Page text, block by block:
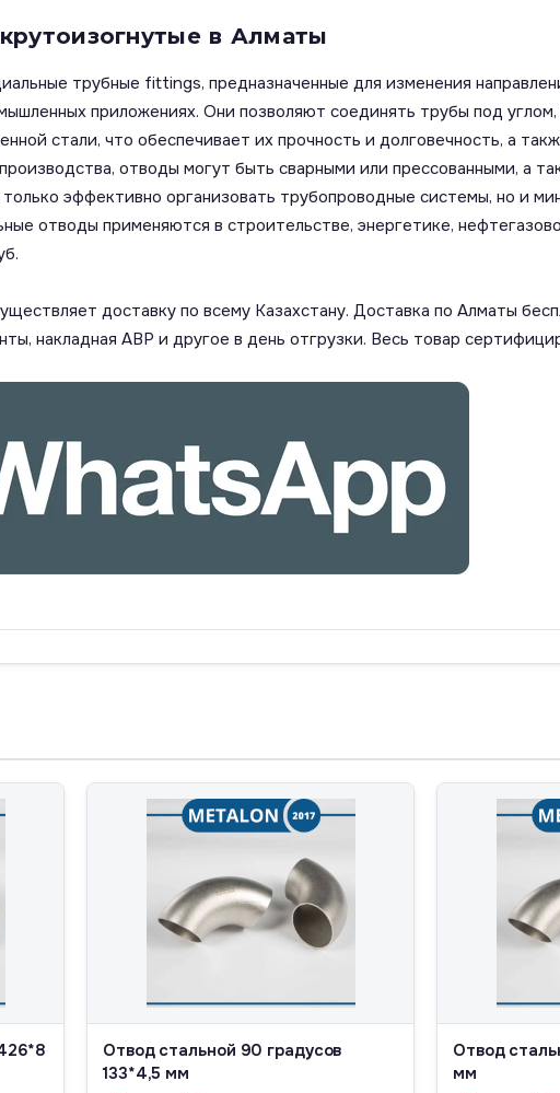
в Алматы
трубные fittings, предназначенные для изменения
приложениях. Они позволяют соединять трубы под
стали, что обеспечивает их прочность и долговечность, а
отводы могут быть сварными или прессованными, а
эффективно организовать трубопроводные системы, но и
отводы применяются в строительстве, энергетике,
доставку по всему Казахстану. Доставка по Алматы
накладная АВР и другое в день отгрузки. Весь товар
Отвод стальной 90 градусов
133*4,5 мм
Отвод
мм